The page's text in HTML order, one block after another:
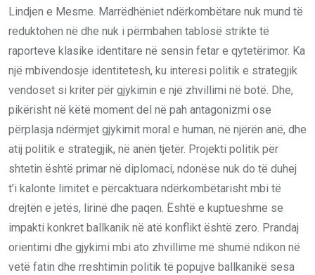
Lindjen e Mesme. Marrëdhëniet ndërkombëtare nuk mund të
reduktohen në dhe nuk i përmbahen tablosë strikte të
raporteve klasike identitare në sensin fetar e qytetërimor. Ka
një mbivendosje identitetesh, ku interesi politik e strategjik
vendoset si kriter për gjykimin e një zhvillimi në botë. Dhe,
pikërisht në këtë moment del në pah antagonizmi ose
përplasja ndërmjet gjykimit moral e human, në njërën anë, dhe
atij politik e strategjik, në anën tjetër. Projekti politik për
shtetin është primar në diplomaci, ndonëse nuk do të duhej
t’i kalonte limitet e përcaktuara ndërkombëtarisht mbi të
drejtën e jetës, lirinë dhe paqen. Është e kuptueshme se
impakti konkret ballkanik në atë konflikt është zero. Prandaj
orientimi dhe gjykimi mbi ato zhvillime më shumë ndikon në
vetë fatin dhe rreshtimin politik të popujve ballkanikë sesa